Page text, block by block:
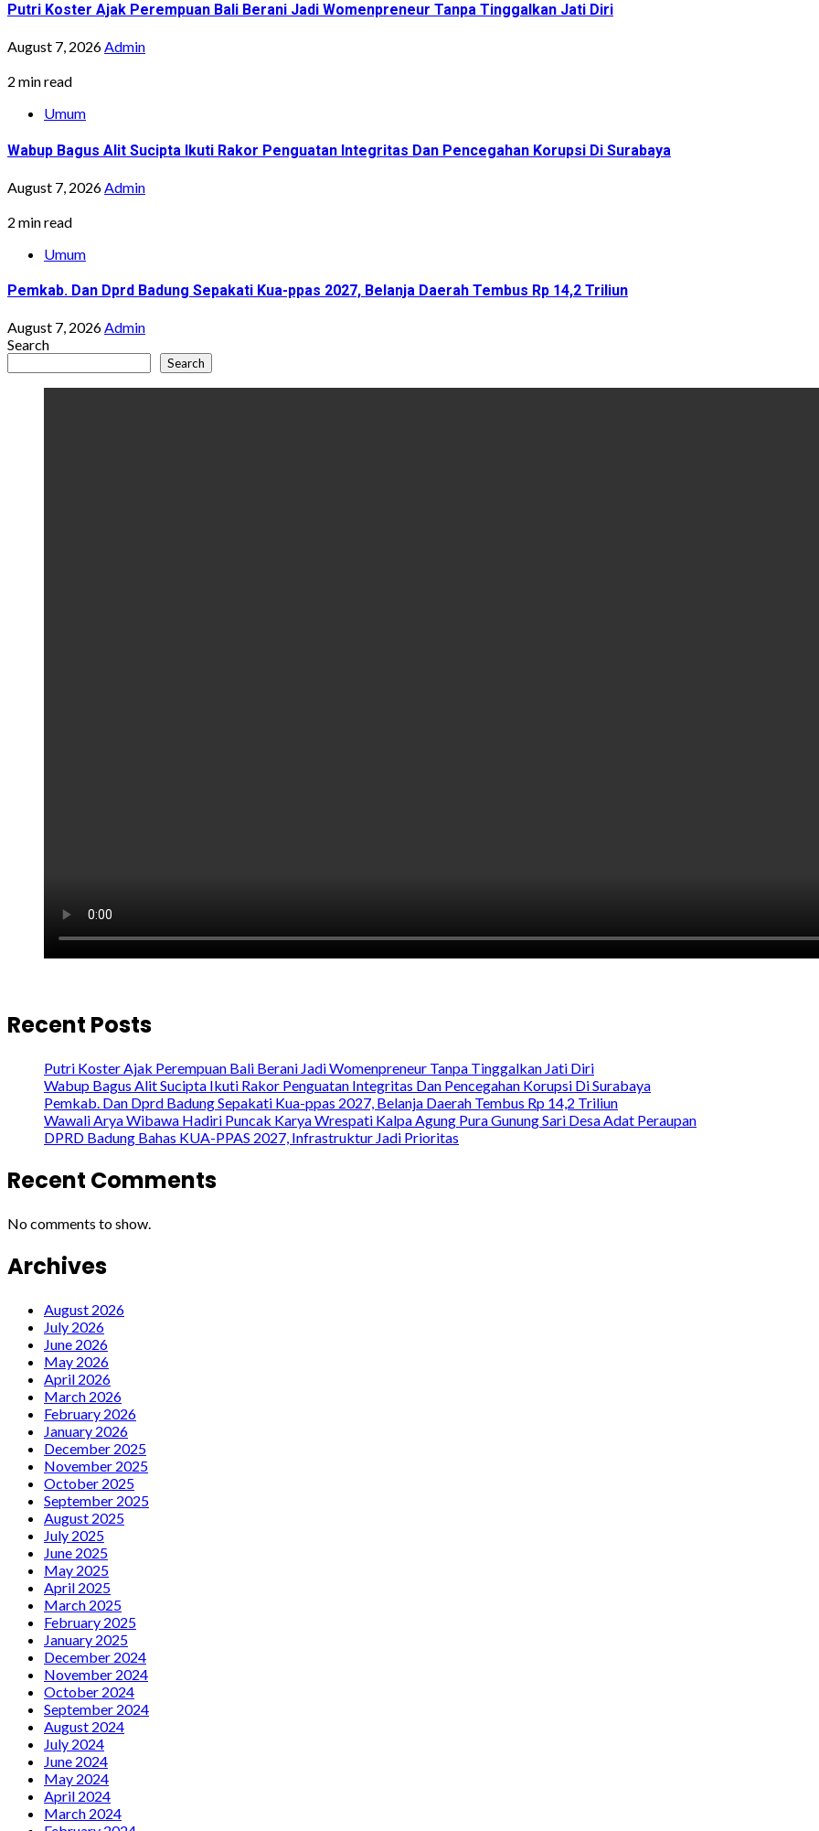
Putri Koster Ajak Perempuan Bali Berani Jadi Womenpreneur Tanpa Tinggalkan Jati Diri
August 7, 2026Admin
2 min read
Umum
Wabup Bagus Alit Sucipta Ikuti Rakor Penguatan Integritas Dan Pencegahan Korupsi Di Surabaya
August 7, 2026Admin
2 min read
Umum
Pemkab. Dan Dprd Badung Sepakati Kua-ppas 2027, Belanja Daerah Tembus Rp 14,2 Triliun
August 7, 2026Admin
Search
Search
Recent Posts
Putri Koster Ajak Perempuan Bali Berani Jadi Womenpreneur Tanpa Tinggalkan Jati Diri
Wabup Bagus Alit Sucipta Ikuti Rakor Penguatan Integritas Dan Pencegahan Korupsi Di Surabaya
Pemkab. Dan Dprd Badung Sepakati Kua-ppas 2027, Belanja Daerah Tembus Rp 14,2 Triliun
Wawali Arya Wibawa Hadiri Puncak Karya Wrespati Kalpa Agung Pura Gunung Sari Desa Adat Peraupan
DPRD Badung Bahas KUA-PPAS 2027, Infrastruktur Jadi Prioritas
Recent Comments
No comments to show.
Archives
August 2026
July 2026
June 2026
May 2026
April 2026
March 2026
February 2026
January 2026
December 2025
November 2025
October 2025
September 2025
August 2025
July 2025
June 2025
May 2025
April 2025
March 2025
February 2025
January 2025
December 2024
November 2024
October 2024
September 2024
August 2024
July 2024
June 2024
May 2024
April 2024
March 2024